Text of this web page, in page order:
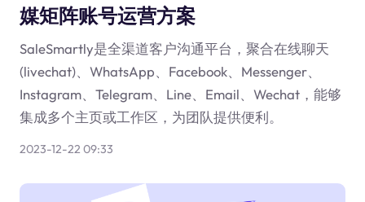
媒矩阵账号运营方案
SaleSmartly是全渠道客户沟通平台，聚合在线聊天
(livechat)、WhatsApp、Facebook、Messenger、
Instagram、Telegram、Line、Email、Wechat，能够
集成多个主页或工作区，为团队提供便利。
2023-12-22 09:33